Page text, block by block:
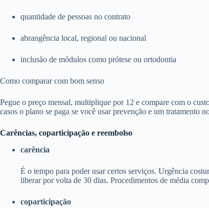
quantidade de pessoas no contrato
abrangência local, regional ou nacional
inclusão de módulos como prótese ou ortodontia
Como comparar com bom senso
Pegue o preço mensal, multiplique por 12 e compare com o
casos o plano se paga se você usar prevenção e um tratamento
Carências, coparticipação e reembolso
carência
É o tempo para poder usar certos serviços. Urgência
liberar por volta de 30 dias. Procedimentos de média
coparticipação